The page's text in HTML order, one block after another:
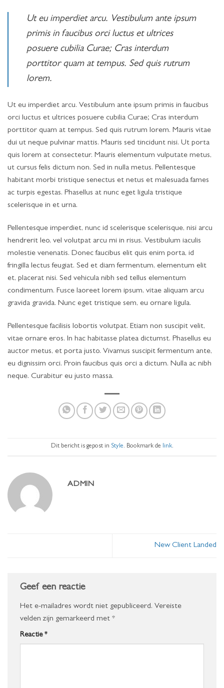
Ut eu imperdiet arcu. Vestibulum ante ipsum
primis in faucibus orci luctus et ultrices
posuere cubilia Curae; Cras interdum
porttitor quam at tempus. Sed quis rutrum
lorem.
Ut eu imperdiet arcu. Vestibulum ante ipsum primis in faucibus
orci luctus et ultrices posuere cubilia Curae; Cras interdum
porttitor quam at tempus. Sed quis rutrum lorem. Mauris vitae
dui ut neque pulvinar mattis. Mauris sed tincidunt nisi. Ut porta
quis lorem at consectetur. Mauris elementum vulputate metus,
ut cursus felis dictum non. Sed in nulla metus. Pellentesque
habitant morbi tristique senectus et netus et malesuada fames
ac turpis egestas. Phasellus at nunc eget ligula tristique
scelerisque in et urna.
Pellentesque imperdiet, nunc id scelerisque scelerisque, nisi arcu
hendrerit leo, vel volutpat arcu mi in risus. Vestibulum iaculis
molestie venenatis. Donec faucibus elit quis enim porta, id
fringilla lectus feugiat. Sed et diam fermentum, elementum elit
et, placerat nisi. Sed vehicula nibh sed tellus elementum
condimentum. Fusce laoreet lorem ipsum, vitae aliquam arcu
gravida gravida. Nunc eget tristique sem, eu ornare ligula.
Pellentesque facilisis lobortis volutpat. Etiam non suscipit velit,
vitae ornare eros. In hac habitasse platea dictumst. Phasellus eu
auctor metus, et porta justo. Vivamus suscipit fermentum ante,
eu dignissim orci. Proin faucibus quis orci a dictum. Nulla ac nibh
neque. Curabitur eu justo massa.
Dit bericht is gepost in Style. Bookmark de link.
ADMIN
New Client Landed
Geef een reactie
Het e-mailadres wordt niet gepubliceerd. Vereiste
velden zijn gemarkeerd met *
Reactie *